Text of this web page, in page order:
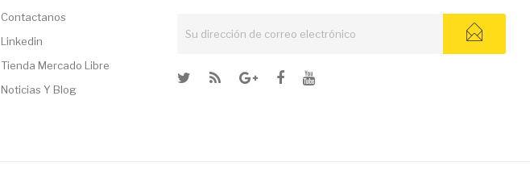
Contactanos
Linkedin
Tienda Mercado Libre
Noticias Y Blog